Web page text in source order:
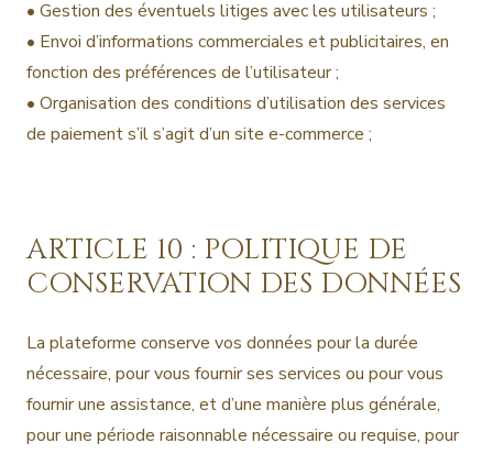
• Gestion des éventuels litiges avec les utilisateurs ;
• Envoi d’informations commerciales et publicitaires, en
fonction des préférences de l’utilisateur ;
• Organisation des conditions d’utilisation des services
de paiement s’il s’agit d’un site e-commerce ;
ARTICLE 10 : POLITIQUE DE
CONSERVATION DES DONNÉES
La plateforme conserve vos données pour la durée
nécessaire, pour vous fournir ses services ou pour vous
fournir une assistance, et d’une manière plus générale,
pour une période raisonnable nécessaire ou requise, pour